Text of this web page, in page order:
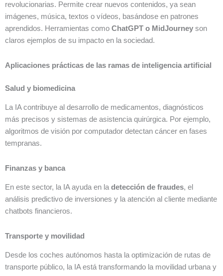
revolucionarias. Permite crear nuevos contenidos, ya sean
imágenes, música, textos o vídeos, basándose en patrones
aprendidos. Herramientas como ChatGPT o MidJourney son
claros ejemplos de su impacto en la sociedad.
Aplicaciones prácticas de las ramas de inteligencia artificial
Salud y biomedicina
La IA contribuye al desarrollo de medicamentos, diagnósticos
más precisos y sistemas de asistencia quirúrgica. Por ejemplo,
algoritmos de visión por computador detectan cáncer en fases
tempranas.
Finanzas y banca
En este sector, la IA ayuda en la detección de fraudes, el
análisis predictivo de inversiones y la atención al cliente mediante
chatbots financieros.
Transporte y movilidad
Desde los coches autónomos hasta la optimización de rutas de
transporte público, la IA está transformando la movilidad urbana y